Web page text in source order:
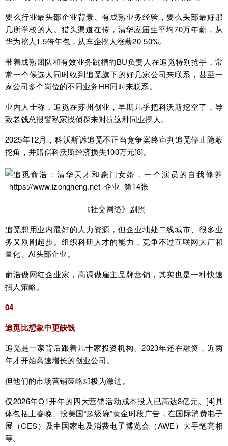
要么行业最头部企业背景、有成熟业务经验，要么头部最好那
几所学校的人。猎头渠道在传，清华应届生平均70万年薪，从
华为挖人1.5倍年包，从车企挖人涨薪20-50%。
带着成熟团队和有效业务跳槽的BU负责人在追觅特别抢手，常
常一个候选人同时收到追觅旗下的好几家公司来联系，甚至一
家公司多个岗位的不同业务HR同时来联系。
业内人士称，追觅在苏州创业，早期几乎把科沃斯挖空了，导
致老钱总报警私家找侦探来对抗这种同业挖人。
2025年12月，科沃斯诉追觅不正当竞争案终审判追觅停止隐蔽
挖角，并赔偿科沃斯经济损失100万元[8]。
《社交网络》剧照
追觅想用业内最好的人力资源，但企业地处二线城市、很多业
务又刚刚起步。组织科研人才的能力，竞争不过互联网大厂和
量化、AI头部企业。
俞浩做网红企业家，高调做雇主品牌营销，其实也是一种快速
招人策略。
04
追觅比想象中更缺钱
追觅是一家背后跟着几十家投资机构、2023年还在融资，近两
年才开始高速增长的创业公司。
但他们的市场营销策略却极为激进。
仅2026年Q1开年的四大营销活动成本投入已高达8亿元。[4]具
体包括上春晚、投美国“超级碗”黄金时段广告，在国际消费电子
展（CES）及中国家电及消费电子博览会（AWE）大手笔亮相
等。